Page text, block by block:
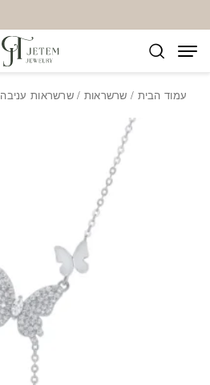
עמוד הבית / שרשראות /שרשראות עניבה